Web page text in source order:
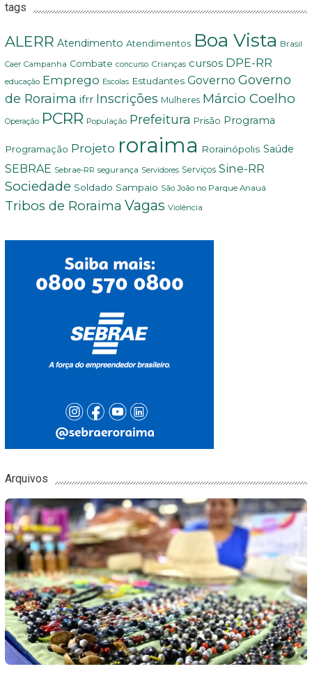
tags
ALERR Atendimento Atendimentos Boa Vista Brasil
Caer Campanha Combate concurso Crianças cursos DPE-RR
educação Emprego Escolas Estudantes Governo Governo
de Roraima ifrr Inscrições Mulheres Márcio Coelho
Operação PCRR População Prefeitura Prisão Programa
Programação Projeto roraima Rorainópolis Saúde
SEBRAE Sebrae-RR segurança Servidores Serviços Sine-RR
Sociedade Soldado Sampaio São João no Parque Anauá
Tribos de Roraima Vagas Violência
Arquivos